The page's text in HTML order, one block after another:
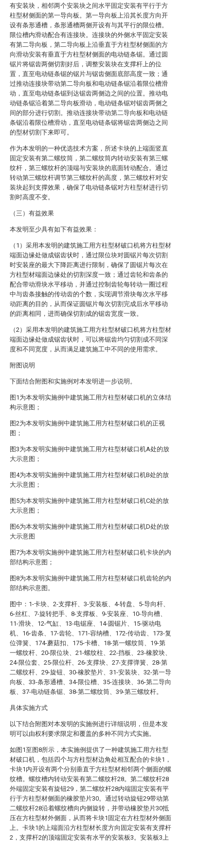
有安装块，相邻两个安装块之间水平固定安装有平行于方
柱型材侧面的第一导向板。第一导向板上沿其长度方向开
设有条形通槽，条形通槽两侧开设有与其平行的限位槽。
限位槽内滑动配合有连接块。连接块的外侧水平固定安装
有第二导向板，第二导向板上沿垂直于方柱型材侧面的方
向滑动安装有垂直于方柱型材侧面的电动链条锯。通过圆
锯片将锯齿两侧切割好后，调整安装块在支撑杆上的位
置，直至电动链条锯的锯片与锯齿侧面底部高度一致；通
过推动连接块带动第二导向板和电动链条锯沿着限位槽滑
动，直至电动链条锯到达锯齿两侧边之间的位置。推动电
动链条锯沿着第二导向板滑动，电动链条锯对锯齿两侧之
间的部分进行切割。推动连接块带动第二导向板和电动链
条锯沿着限位槽滑动，直至电动链条锯将锯齿两侧边之间
的型材切割下来即可。
作为本发明的一种优选技术方案，所述卡块的上端面竖直
固定安装有第二螺纹筒，第二螺纹筒内转动安装有第三螺
纹杆，第三螺纹杆的顶端与安装块的底面转动配合。通过
转动第三螺纹杆调节第三螺纹杆的高度，第三螺纹杆对安
装块起到支撑效果，确保了电动链条锯对方柱型材进行切
割时高度不变。
（三）有益效果
本发明至少具有如下有益效果：
（1）采用本发明的建筑施工用方柱型材破口机将方柱型材
端面边缘处做成锯齿状时，通过限位块对圆锯片每次切割
时安装座的最大下降距离进行限制，确保了圆锯片每次在
方柱型材端面边缘处的切割深度一致；通过齿轮和齿条的
配合带动滑块水平移动，并通过控制齿轮每转动一圈过程
中与齿条接触的传动齿的个数，实现调节滑块每次水平移
动距离的目的，从而保证圆锯片每次切割完成后水平移动
的距离相同，进而确保切割成的锯齿宽度一致。
（2）采用本发明的建筑施工用方柱型材破口机将方柱型材
端面边缘处做成锯齿状时，可以将锯齿均匀切割成不同深
度和不同宽度，从而满足建筑施工中不同的使用需求。
附图说明
下面结合附图和实施例对本发明进一步说明。
图1为本发明实施例中建筑施工用方柱型材破口机的立体结
构示意图；
图2为本发明实施例中建筑施工用方柱型材破口机的正视
图；
图3为本发明实施例中建筑施工用方柱型材破口机A处的放
大示意图；
图4为本发明实施例中建筑施工用方柱型材破口机B处的放
大示意图；
图5为本发明实施例中建筑施工用方柱型材破口机C处的放
大示意图；
图6为本发明实施例中建筑施工用方柱型材破口机D处的放
大示意图
图7为本发明实施例中建筑施工用方柱型材破口机卡块的内
部结构示意图；
图8为本发明实施例中建筑施工用方柱型材破口机齿轮的内
部结构示意图。
图中：1-卡块、2-支撑杆、3-安装板、4-转盘、5-导向杆、
6-丝杠、7-旋转把手、8-支撑板、9-安装座、10-导向槽、
11-滑块、12-气缸、13-电锯座、14-圆锯片、15-驱动电
机、16-齿条、17-齿轮、171-容纳槽、172-传动齿、173-复
位弹簧、174-蘑菇扣、175-卡槽、18-第一螺纹筒、19-第
一螺纹杆、20-限位块、21-螺纹柱、22-挡板、23-橡胶块、
24-限位套、25-限位杆、26-支撑块、27-支撑弹簧、28-第
二螺纹杆、29-旋钮、30-橡胶垫片、31-安装块、32-第一导
向板、33-条形通槽、34-限位槽、35-连接块、36-第二导向
板、37-电动链条锯、38-第二螺纹筒、39-第三螺纹杆。
具体实施方式
以下结合附图对本发明的实施例进行详细说明，但是本发
明可以由权利要求限定和覆盖的多种不同方式实施。
如图1至图8所示，本实施例提供了一种建筑施工用方柱型
材破口机，包括四个与方柱型材边角处相互配合的卡块1，
卡块1内开设有两个分别垂直于方柱型材相邻两个侧面的螺
纹槽。螺纹槽内转动安装有第二螺纹杆28。第二螺纹杆28
外端固定安装有旋钮29，第二螺纹杆28内端固定安装有平
行于方柱型材侧面的橡胶垫片30。通过转动旋钮29带动第
二螺纹杆28沿着螺纹槽向内侧旋转，并带动橡胶垫片30抵
压在方柱型材外侧面，从而将卡块1固定在方柱型材外侧面
上。卡块1的上端面沿方柱型材长度方向固定安装有支撑杆
2，支撑杆2的顶端固定安装有水平的安装板3。安装板3上